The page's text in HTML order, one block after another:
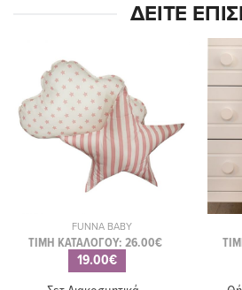
ΔΕΊΤΕ
FUNNA BABY
ΤΙΜΗ ΚΑΤΑΛΟΓΟΥ: 26.00€
19.00€